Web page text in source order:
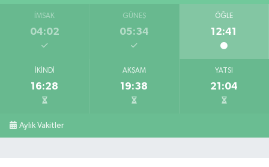
İMSAK
04:02
GÜNEŞ
05:34
ÖĞLE
12:41
İKINDI
16:28
AKŞAM
19:38
YATSI
21:04
Aylık Vakitler